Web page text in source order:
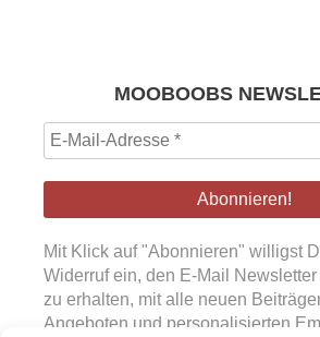
MOOBOOBS
E-
Mail-
Adresse
Mit Klick auf "Abonnieren" willigst
Widerruf ein, den E-Mail
zu erhalten, mit alle neuen
Angeboten und personalisierten